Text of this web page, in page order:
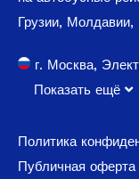
Грузии, Молдавии,
г. Москва,
Показать ещё
Политика
Публичная оферта